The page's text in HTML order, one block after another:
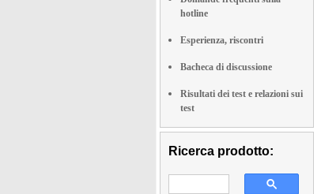
hotline
Esperienza, riscontri
Bacheca di discussione
Risultati dei test e relazioni sui
test
Ricerca prodotto: